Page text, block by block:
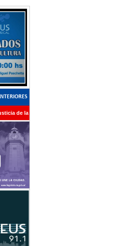
de la Nación una medalla al Dr. Raul